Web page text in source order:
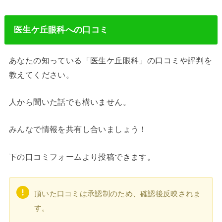
医生ケ丘眼科への口コミ
あなたの知っている「医生ケ丘眼科」の口コミや評判を
教えてください。
人から聞いた話でも構いません。
みんなで情報を共有し合いましょう！
下の口コミフォームより投稿できます。
頂いた口コミは承認制のため、確認後反映されま
す。